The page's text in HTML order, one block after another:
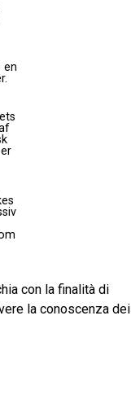
en
con la finalità di
la conoscenza dei